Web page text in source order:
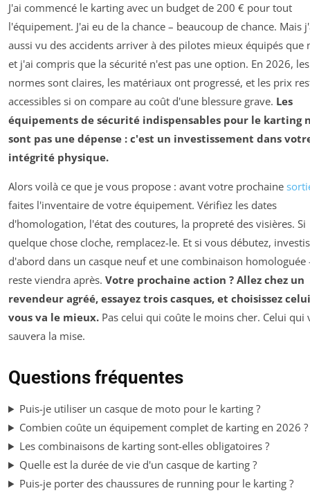
J'ai commencé le karting avec un budget de 200 € pour tout
l'équipement. J'ai eu de la chance – beaucoup de chance. Mais
aussi vu des accidents arriver à des pilotes mieux équipés que
et j'ai compris que la sécurité n'est pas une option. En 2026, les
normes sont claires, les matériaux ont progressé, et les prix
accessibles si on compare au coût d'une blessure grave. Les
équipements de sécurité indispensables pour le karting
sont pas une dépense : c'est un investissement dans
intégrité physique.
Alors voilà ce que je vous propose : avant votre prochaine
faites l'inventaire de votre équipement. Vérifiez les dates
d'homologation, l'état des coutures, la propreté des visières. Si
quelque chose cloche, remplacez-le. Et si vous débutez,
d'abord dans un casque neuf et une combinaison homologuée
reste viendra après. Votre prochaine action ? Allez chez un
revendeur agréé, essayez trois casques, et choisissez
vous va le mieux. Pas celui qui coûte le moins cher. Celui qui
sauvera la mise.
Questions fréquentes
Puis-je utiliser un casque de moto pour le karting ?
Combien coûte un équipement complet de karting en 2026 ?
Les combinaisons de karting sont-elles obligatoires ?
Quelle est la durée de vie d'un casque de karting ?
Puis-je porter des chaussures de running pour le karting ?